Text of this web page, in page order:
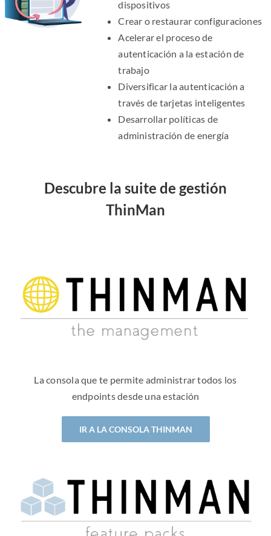
dispositivos
Crear o restaurar configuraciones
Acelerar el proceso de
autenticación a la estación de
trabajo
Diversificar la autenticación a
través de tarjetas inteligentes
Desarrollar políticas de
administración de energía
Descubre la suite de gestión
ThinMan
La consola que te permite administrar todos los
endpoints desde una estación
IR A LA CONSOLA THINMAN